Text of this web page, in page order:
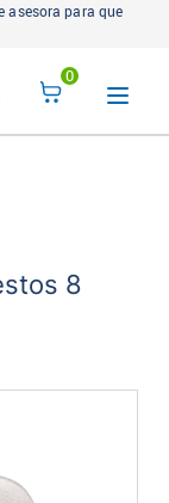
asesora para que
0
8